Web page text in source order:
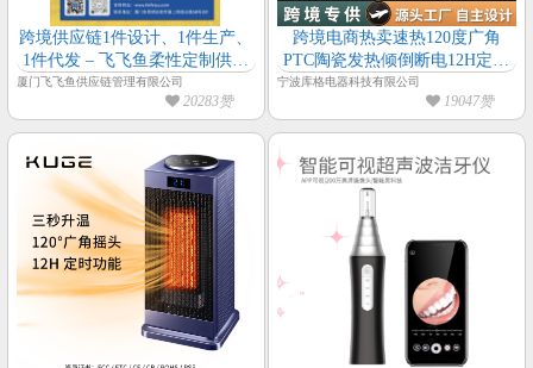
跨境供应链1件设计、1件生产、
1件代发 – 飞飞鱼柔性定制供应
链
厦门飞飞鱼供应链管理有限公司
20283赞
跨境电商热卖速热120度广角
PTC陶瓷发热倾倒断电12H定时
过热保护三档可调暖风机
宁波库格电器科技有限公司
19047赞